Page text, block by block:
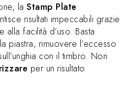
la Stamp Plate
risultati impeccabili grazie
alla facilità d’uso. Basta
piastra, rimuovere l’eccesso
con il timbro. Non
per un risultato